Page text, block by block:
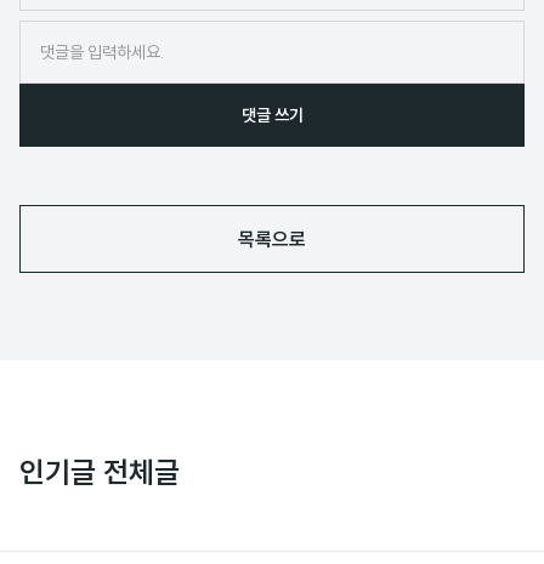
임
댓글 쓰기
목록으로
인기글 전체글